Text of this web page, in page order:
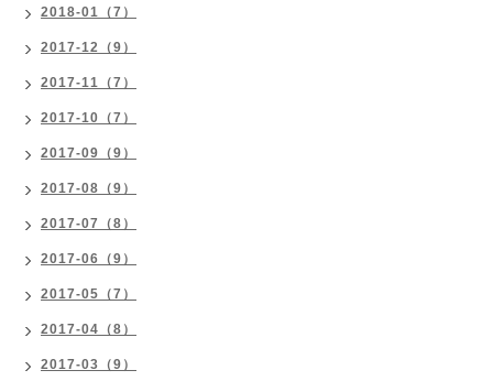
2018-01（7）
2017-12（9）
2017-11（7）
2017-10（7）
2017-09（9）
2017-08（9）
2017-07（8）
2017-06（9）
2017-05（7）
2017-04（8）
2017-03（9）